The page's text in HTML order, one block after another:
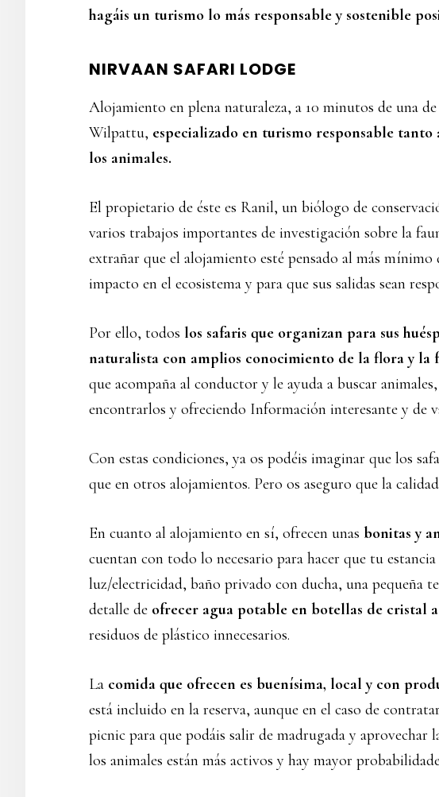
hagáis un turismo lo más responsable y sostenible
NIRVAAN SAFARI LODGE
Alojamiento en plena naturaleza, a 10 minutos de una
Wilpattu, especializado en turismo responsable
los animales.
El propietario de éste es Ranil, un biólogo de
varios trabajos importantes de investigación sobre la
extrañar que el alojamiento esté pensado al más
impacto en el ecosistema y para que sus salidas sean
Por ello, todos los safaris que organizan para sus
naturalista con amplios conocimiento de la flora y la
que acompaña al conductor y le ayuda a buscar
encontrarlos y ofreciendo Información interesante y de
Con estas condiciones, ya os podéis imaginar que los
que en otros alojamientos. Pero os aseguro que la
En cuanto al alojamiento en sí, ofrecen unas bonitas y
cuentan con todo lo necesario para hacer que tu
luz/electricidad, baño privado con ducha, una pequeña
detalle de ofrecer agua potable en botellas de cristal
residuos de plástico innecesarios.
La comida que ofrecen es buenísima, local y con
está incluido en la reserva, aunque en el caso de
picnic para que podáis salir de madrugada y aprovechar
los animales están más activos y hay mayor